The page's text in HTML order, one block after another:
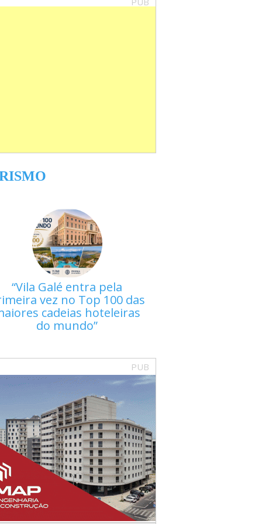
Vila Galé entra pela
vez no Top 100 das
cadeias hoteleiras
do mundo
PUB